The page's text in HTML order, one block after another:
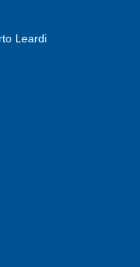
Leardi